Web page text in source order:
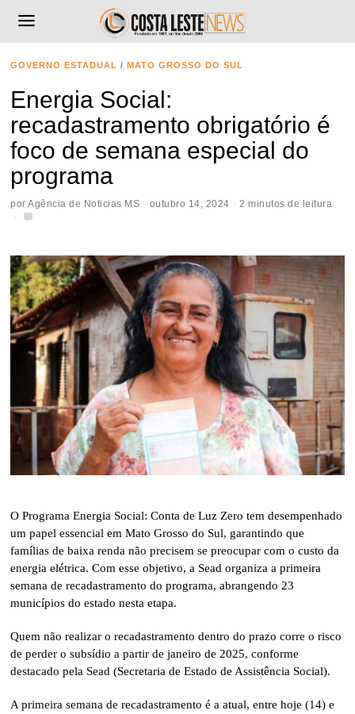
GOVERNO ESTADUAL / MATO GROSSO DO SUL
Energia Social:
recadastramento obrigatório é
foco de semana especial do
programa
porAgência de Noticias MS outubro 14, 2024 2 minutos de leitura
O Programa Energia Social: Conta de Luz Zero tem desempenhado
um papel essencial em Mato Grosso do Sul, garantindo que
famílias de baixa renda não precisem se preocupar com o custo da
energia elétrica. Com esse objetivo, a Sead organiza a primeira
semana de recadastramento do programa, abrangendo 23
municípios do estado nesta etapa.
Quem não realizar o recadastramento dentro do prazo corre o risco
de perder o subsídio a partir de janeiro de 2025, conforme
destacado pela Sead (Secretaria de Estado de Assistência Social).
A primeira semana de recadastramento é a atual, entre hoje (14) e